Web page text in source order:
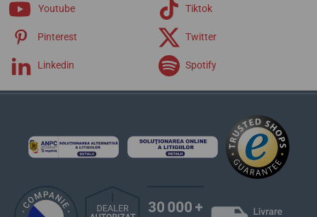
Youtube Tiktok
Pinterest Twitter
Linkedin Spotify